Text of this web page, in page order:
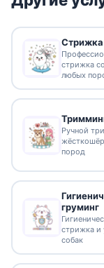
Стрижка
стрижка
любых
Ручной
пород
груминг
стрижка и
собак